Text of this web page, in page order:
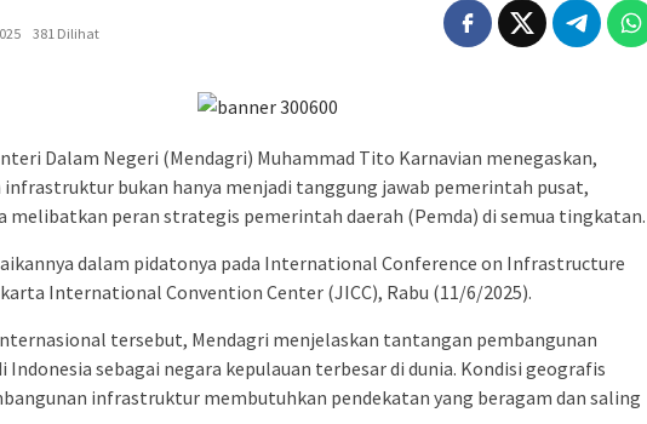
381 Dilihat
Dalam Negeri (Mendagri) Muhammad Tito Karnavian menegaskan,
infrastruktur bukan hanya menjadi tanggung jawab pemerintah pusat,
melibatkan peran strategis pemerintah daerah (Pemda) di semua tingkatan.
dalam pidatonya pada International Conference on Infrastructure
International Convention Center (JICC), Rabu (11/6/2025).
tersebut, Mendagri menjelaskan tantangan pembangunan
sebagai negara kepulauan terbesar di dunia. Kondisi geografis
infrastruktur membutuhkan pendekatan yang beragam dan saling